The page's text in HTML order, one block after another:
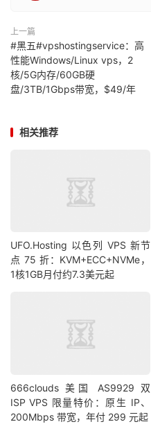
上一篇
#黑五#vpshostingservice：高
性能Windows/Linux vps，2
核/5G内存/60GB硬
盘/3TB/1Gbps带宽，$49/年
相关推荐
UFO.Hosting 以色列 VPS 新节
点 75 折：KVM+ECC+NVMe，
1核1GB月付约7.3美元起
666clouds 美国 AS9929 双
ISP VPS 限量特价：原生 IP、
200Mbps 带宽，年付 299 元起